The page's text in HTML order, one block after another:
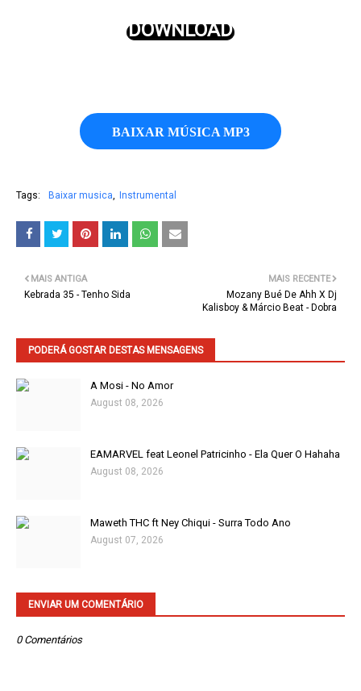
DOWNLOAD
BAIXAR MÚSICA MP3
Tags: Baixar musica Instrumental
MAIS RECENTE
Mozany Bué De Ahh X Dj
Kalisboy & Márcio Beat - Dobra
MAIS ANTIGA
Kebrada 35 - Tenho Sida
PODERÁ GOSTAR DESTAS MENSAGENS
A Mosi - No Amor
August 08, 2026
EAMARVEL feat Leonel Patricinho - Ela Quer O Hahaha
August 08, 2026
Maweth THC ft Ney Chiqui - Surra Todo Ano
August 07, 2026
ENVIAR UM COMENTÁRIO
0 Comentários